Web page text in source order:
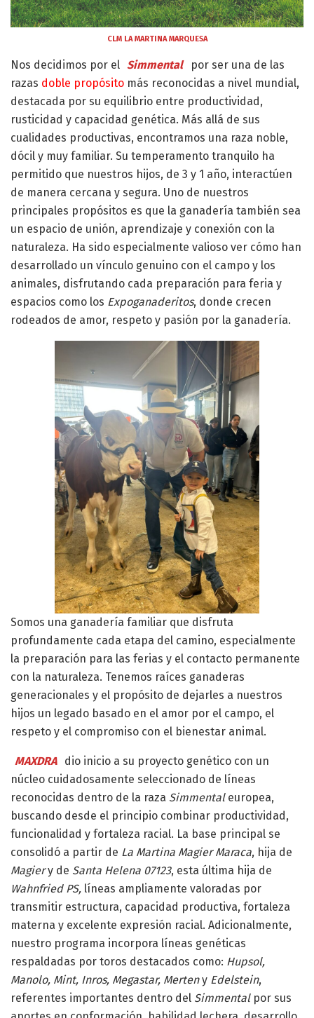
CLM LA MARTINA MARQUESA
Nos decidimos por el Simmental
por ser una de las
razas doble propósito más reconocidas a nivel mundial,
destacada por su equilibrio entre productividad,
rusticidad y capacidad genética. Más allá de sus
cualidades productivas, encontramos una raza noble,
dócil y muy familiar. Su temperamento tranquilo ha
permitido que nuestros hijos, de 3 y 1 año, interactúen
de manera cercana y segura. Uno de nuestros
principales propósitos es que la ganadería también sea
un espacio de unión, aprendizaje y conexión con la
naturaleza. Ha sido especialmente valioso ver cómo han
desarrollado un vínculo genuino con el campo y los
animales, disfrutando cada preparación para feria y
espacios como los Expoganaderitos, donde crecen
rodeados de amor, respeto y pasión por la ganadería.
Somos una ganadería familiar que disfruta
profundamente cada etapa del camino, especialmente
la preparación para las ferias y el contacto permanente
con la naturaleza. Tenemos raíces ganaderas
generacionales y el propósito de dejarles a nuestros
hijos un legado basado en el amor por el campo, el
respeto y el compromiso con el bienestar animal.
MAXDRA
dio inicio a su proyecto genético con un
núcleo cuidadosamente seleccionado de líneas
reconocidas dentro de la raza Simmentaleuropea,
buscando desde el principio combinar productividad,
funcionalidad y fortaleza racial. La base principal se
consolidó a partir de La Martina Magier Maraca, hija de
Magiery de Santa Helena 07123, esta última hija de
Wahnfried PS, líneas ampliamente valoradas por
transmitir estructura, capacidad productiva, fortaleza
materna y excelente expresión racial. Adicionalmente,
nuestro programa incorpora líneas genéticas
respaldadas por toros destacados como: Hupsol,
Manolo, Mint, Inros, Megastar, Merteny Edelstein,
referentes importantes dentro del Simmentalpor sus